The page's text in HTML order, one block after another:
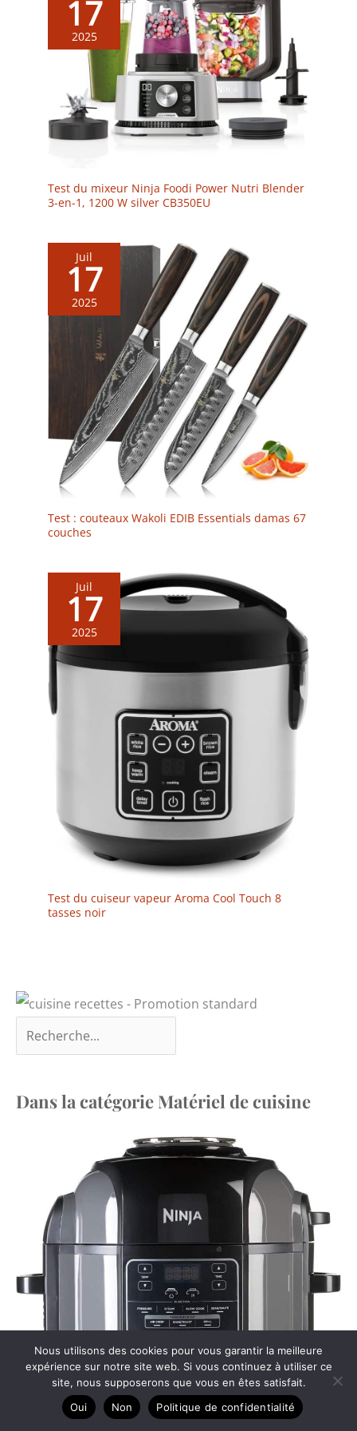
17
2025
Test du mixeur Ninja Foodi Power Nutri Blender
3-en-1, 1200 W silver CB350EU
Juil
17
2025
Test : couteaux Wakoli EDIB Essentials damas 67
couches
Juil
17
2025
Test du cuiseur vapeur Aroma Cool Touch 8
tasses noir
Dans la catégorie Matériel de cuisine
Test Ninja Foodi OP300EU : le multicuiseur 7-En-1 ultime
Nous utilisons des cookies pour vous garantir la meilleure
expérience sur notre site web. Si vous continuez à utiliser ce
site, nous supposerons que vous en êtes satisfait.
Oui
Non Politique de confidentialité